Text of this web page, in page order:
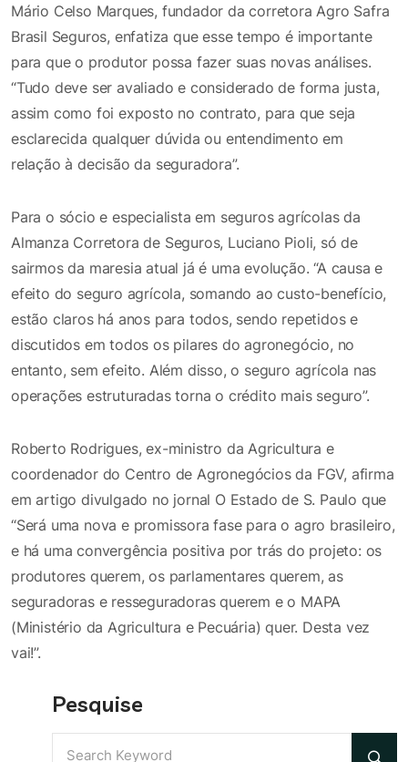
Mário Celso Marques, fundador da corretora Agro Safra
Brasil Seguros, enfatiza que esse tempo é importante
para que o produtor possa fazer suas novas análises.
“Tudo deve ser avaliado e considerado de forma justa,
assim como foi exposto no contrato, para que seja
esclarecida qualquer dúvida ou entendimento em
relação à decisão da seguradora”.
Para o sócio e especialista em seguros agrícolas da
Almanza Corretora de Seguros, Luciano Pioli, só de
sairmos da maresia atual já é uma evolução. “A causa e
efeito do seguro agrícola, somando ao custo-benefício,
estão claros há anos para todos, sendo repetidos e
discutidos em todos os pilares do agronegócio, no
entanto, sem efeito. Além disso, o seguro agrícola nas
operações estruturadas torna o crédito mais seguro”.
Roberto Rodrigues, ex-ministro da Agricultura e
coordenador do Centro de Agronegócios da FGV, afirma
em artigo divulgado no jornal O Estado de S. Paulo que
“Será uma nova e promissora fase para o agro brasileiro,
e há uma convergência positiva por trás do projeto: os
produtores querem, os parlamentares querem, as
seguradoras e resseguradoras querem e o MAPA
(Ministério da Agricultura e Pecuária) quer. Desta vez
vai!”.
Pesquise